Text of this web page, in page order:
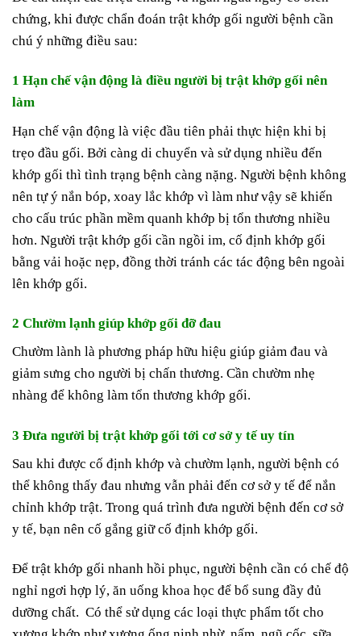
chứng, khi được chẩn đoán trật khớp gối người bệnh cần
chú ý những điều sau:
1 Hạn chế vận động là điều người bị trật khớp gối nên
làm
Hạn chế vận động là việc đầu tiên phải thực hiện khi bị
trẹo đầu gối. Bởi càng di chuyển và sử dụng nhiều đến
khớp gối thì tình trạng bệnh càng nặng. Người bệnh không
nên tự ý nắn bóp, xoay lắc khớp vì làm như vậy sẽ khiến
cho cấu trúc phần mềm quanh khớp bị tổn thương nhiều
hơn. Người trật khớp gối cần ngồi im, cố định khớp gối
bằng vải hoặc nẹp, đồng thời tránh các tác động bên ngoài
lên khớp gối.
2 Chườm lạnh giúp khớp gối đỡ đau
Chườm lành là phương pháp hữu hiệu giúp giảm đau và
giảm sưng cho người bị chấn thương. Cần chườm nhẹ
nhàng để không làm tổn thương khớp gối.
3 Đưa người bị trật khớp gối tới cơ sở y tế uy tín
Sau khi được cố định khớp và chườm lạnh, người bệnh có
thể không thấy đau nhưng vẫn phải đến cơ sở y tế để nắn
chỉnh khớp trật. Trong quá trình đưa người bệnh đến cơ sở
y tế, bạn nên cố gắng giữ cố định khớp gối.
Để trật khớp gối nhanh hồi phục, người bệnh cần có chế độ
nghỉ ngơi hợp lý, ăn uống khoa học để bổ sung đầy đủ
dưỡng chất. Có thể sử dụng các loại thực phẩm tốt cho